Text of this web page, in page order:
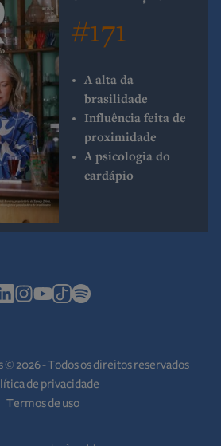
#171
A alta da
brasilidade
Influência feita de
proximidade
A psicologia do
cardápio
© 2026 - Todos os direitos reservados
de privacidade
Termos de uso